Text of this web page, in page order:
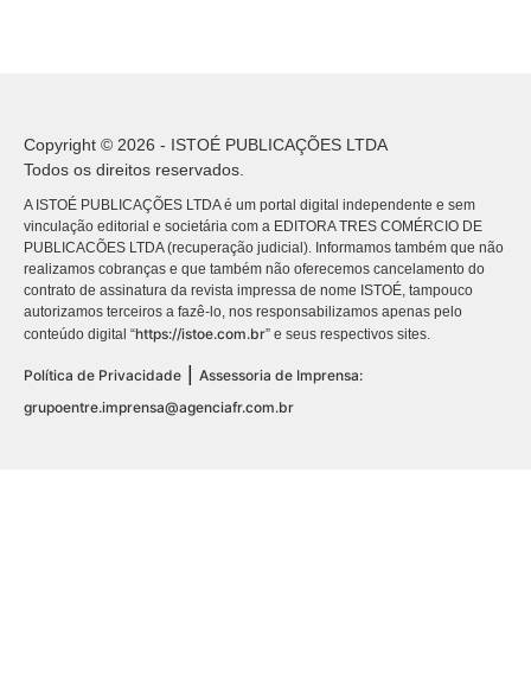
Copyright © 2026 - ISTOÉ PUBLICAÇÕES LTDA
Todos os direitos reservados.
A ISTOÉ PUBLICAÇÕES LTDA é um portal digital independente e sem
vinculação editorial e societária com a EDITORA TRES COMÉRCIO DE
PUBLICACÕES LTDA (recuperação judicial). Informamos também que não
realizamos cobranças e que também não oferecemos cancelamento do
contrato de assinatura da revista impressa de nome ISTOÉ, tampouco
autorizamos terceiros a fazê-lo, nos responsabilizamos apenas pelo
conteúdo digital “https://istoe.com.br” e seus respectivos sites.
Política de Privacidade
Assessoria de Imprensa:
grupoentre.imprensa@agenciafr.com.br